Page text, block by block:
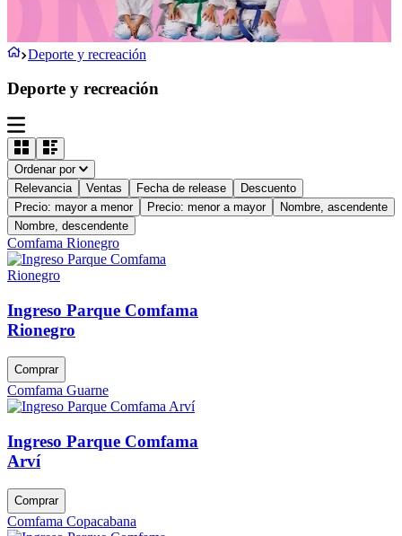
Deporte y recreación
Deporte y recreación
Ordenar por
Relevancia
Ventas Fecha de release
Descuento
Precio: mayor a menor
Precio: menor a mayor
Nombre, ascendente
Nombre, descendente
Comfama Rionegro
Ingreso Parque Comfama
Rionegro
Comprar
Comfama Guarne
Ingreso Parque Comfama
Arví
Comprar
Comfama Copacabana